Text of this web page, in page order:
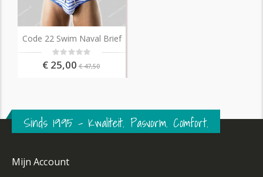
Code 22 Swim Naval Brief
Rating:
0%
€ 25,00 € 47,50
Sinds 1995 – Kwaliteit. Pasvorm. Comfort.
Mijn Account